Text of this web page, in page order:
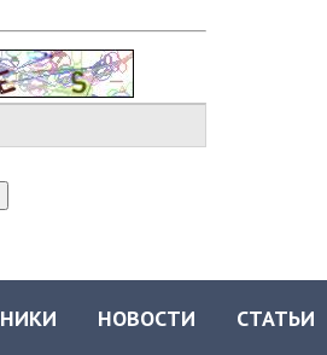
НОВОСТИ СТАТЬИ